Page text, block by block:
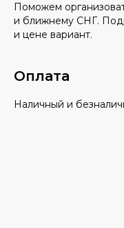
Поможем
и ближнему СНГ.
и цене вариант.
Оплата
Наличный и